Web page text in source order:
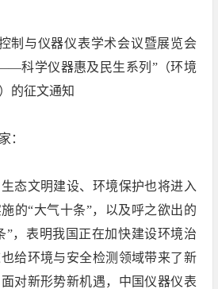
制与仪器仪表学术会议暨展览会
——科学仪器惠及民生系列”（环境
的征文通知
：
文明建设、环境保护也将进入
的“大气十条”，以及呼之欲出的
”，表明我国正在加快建设环境治
给环境与安全检测领域带来了新
对新形势新机遇，中国仪器仪表